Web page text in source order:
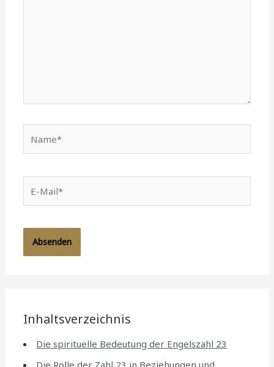
Mail*
Inhaltsverzeichnis
Die spirituelle Bedeutung der Engelszahl 23
Die Rolle der Zahl 23 in Beziehungen und